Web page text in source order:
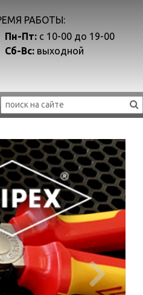
РАБОТЫ:
Пн-Пт: с 10-00 до 19-00
Сб-Вс: выходной
